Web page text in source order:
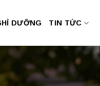
DƯỠNG TIN TỨC